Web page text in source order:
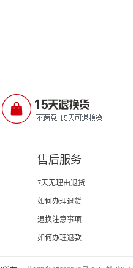
售后服务
7天无理由退货
如何办理退货
退换注意事项
如何办理退款